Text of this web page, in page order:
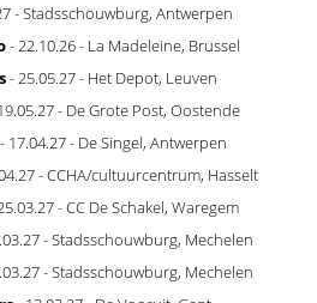
- Stadsschouwburg, Antwerpen
- 22.10.26 - La Madeleine, Brussel
- 25.05.27 - Het Depot, Leuven
- De Grote Post, Oostende
- 17.04.27 - De Singel, Antwerpen
- CCHA/cultuurcentrum, Hasselt
- CC De Schakel, Waregem
- Stadsschouwburg, Mechelen
- Stadsschouwburg, Mechelen